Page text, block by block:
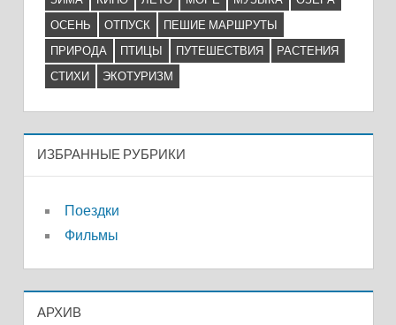
ОСЕНЬ
ОТПУСК
ПЕШИЕ МАРШРУТЫ
ПРИРОДА
ПТИЦЫ ПУТЕШЕСТВИЯ
РАСТЕНИЯ
СТИХИ
ЭКОТУРИЗМ
ИЗБРАННЫЕ РУБРИКИ
Поездки
Фильмы
АРХИВ